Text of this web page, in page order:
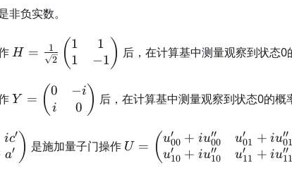
非负实数。
H = \frac{1}
{\sqrt{2}}
1 & 1 \\ 1 & -1
\end{pmatrix}
H = 2
1 ( 1
1
1
−1 ) 后，在计算基中测量观察到状态0
Y =
\begin{pmatrix}
\end{pmatrix}
Y = (0
i
−i
0 ) 后，在计算基中测量观察到状态0的概
ic′
a′ ) 是施加量子门操作
U =
\begin{pmatrix}
U = ( u00
′ + iu00
′′
u10
′ + iu10
′′
u01
′ + iu01
′′
u11
′ + iu11
′′